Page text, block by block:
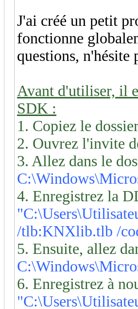
J'ai créé un petit
fonctionne
questions, n'hésite
Avant d'utiliser, il
SDK :
1. Copiez le
2. Ouvrez l'invite
3. Allez dans le
4. Enregistrez la
/tlb:KNXlib.tlb /
5. Ensuite, allez
6. Enregistrez à